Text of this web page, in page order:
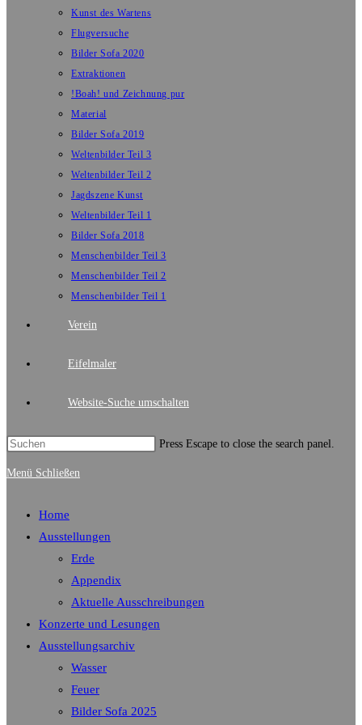
Kunst des Wartens
Flugversuche
Bilder Sofa 2020
Extraktionen
!Boah! und Zeichnung pur
Material
Bilder Sofa 2019
Weltenbilder Teil 3
Weltenbilder Teil 2
Jagdszene Kunst
Weltenbilder Teil 1
Bilder Sofa 2018
Menschenbilder Teil 3
Menschenbilder Teil 2
Menschenbilder Teil 1
Verein
Eifelmaler
Website-Suche umschalten
Press Escape to close the search panel.
Menü Schließen
Home
Ausstellungen
Erde
Appendix
Aktuelle Ausschreibungen
Konzerte und Lesungen
Ausstellungsarchiv
Wasser
Feuer
Bilder Sofa 2025